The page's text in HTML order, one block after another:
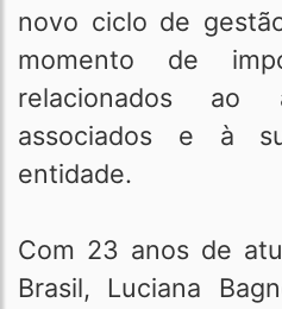
novo ciclo de
momento de
relacionados ao
associados e à
entidade.
Com 23 anos de
Brasil, Luciana